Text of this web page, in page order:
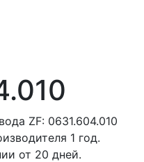
ZF: 0631.604.010
1 год.
от 20 дней.